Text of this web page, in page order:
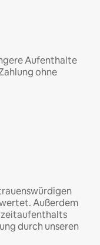
Aufenthalte
ohne
Außerdem
durch unseren